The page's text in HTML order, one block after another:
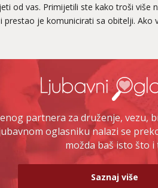
od vas. Primijetili ste kako troši više
prestao je komunicirati sa obitelji. Ako
partnera za druženje, vezu,
oglasniku nalazi se
možda baš isto što i
Saznaj više